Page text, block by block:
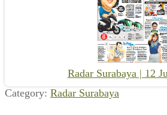
Radar Surabaya | 12
Category: Radar Surabaya